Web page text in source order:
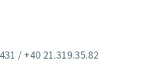
/ +40 21.319.35.82